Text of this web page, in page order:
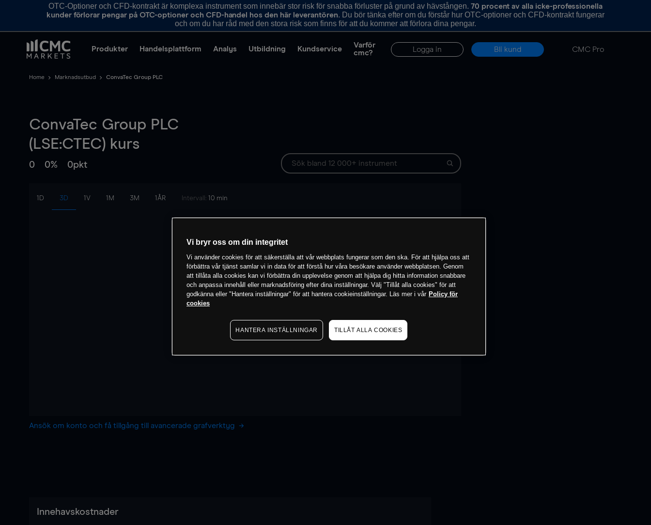
OTC-Optioner och CFD-kontrakt är komplexa instrument som innebär stor risk för snabba förluster på grund av hävstången. 70 procent av alla icke-professionella
kunder förlorar pengar på OTC-optioner och CFD-handel hos den här leverantören. Du bör tänka efter om du förstår hur OTC-optioner och CFD-kontrakt fungerar
och om du har råd med den stora risk som finns för att du kommer att förlora dina pengar.
Produkter Handelsplattform Analys Utbildning Kundservice
Varför
cmc?
Logga in Bli kund CMC Pro
Home Marknadsutbud ConvaTec Group PLC
ConvaTec Group PLC
(LSE:CTEC) kurs
0 0% 0pkt
1D 3D 1V 1M 3M 1ÅR Intervall: 10 min
Ansök om konto och få tillgång till avancerade grafverktyg
Innehavskostnader
Vi bryr oss om din integritet
Vi använder cookies för att säkerställa att vår webbplats fungerar som den ska. För att hjälpa oss att
förbättra vår tjänst samlar vi in data för att förstå hur våra besökare använder webbplatsen. Genom
att tillåta alla cookies kan vi förbättra din upplevelse genom att hjälpa dig hitta information snabbare
och anpassa innehåll eller marknadsföring efter dina inställningar. Välj "Tillåt alla cookies" för att
godkänna eller "Hantera inställningar" för att hantera cookieinställningar. Läs mer i vår Policy för
cookies
HANTERA INSTÄLLNINGAR TILLÅT ALLA COOKIES